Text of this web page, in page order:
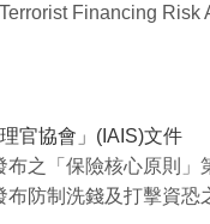
Financing Risk
理官協會」(IAIS)文件
布之「保險核心原則」
布防制洗錢及打擊資恐